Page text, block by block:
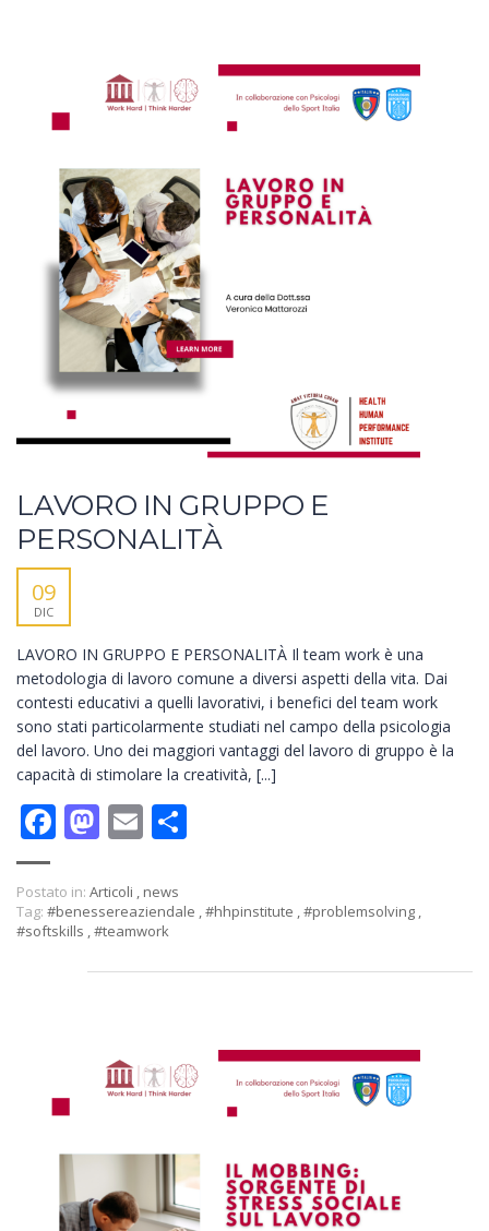
LAVORO IN GRUPPO E
PERSONALITÀ
09
DIC
LAVORO IN GRUPPO E PERSONALITÀ Il team work è una
metodologia di lavoro comune a diversi aspetti della vita. Dai
contesti educativi a quelli lavorativi, i benefici del team work
sono stati particolarmente studiati nel campo della psicologia
del lavoro. Uno dei maggiori vantaggi del lavoro di gruppo è la
capacità di stimolare la creatività, [...]
Facebook
Mastodon
Email
Postato in: Articoli
news
Tag: #benessereaziendale #hhpinstitute #problemsolving
#softskills #teamwork